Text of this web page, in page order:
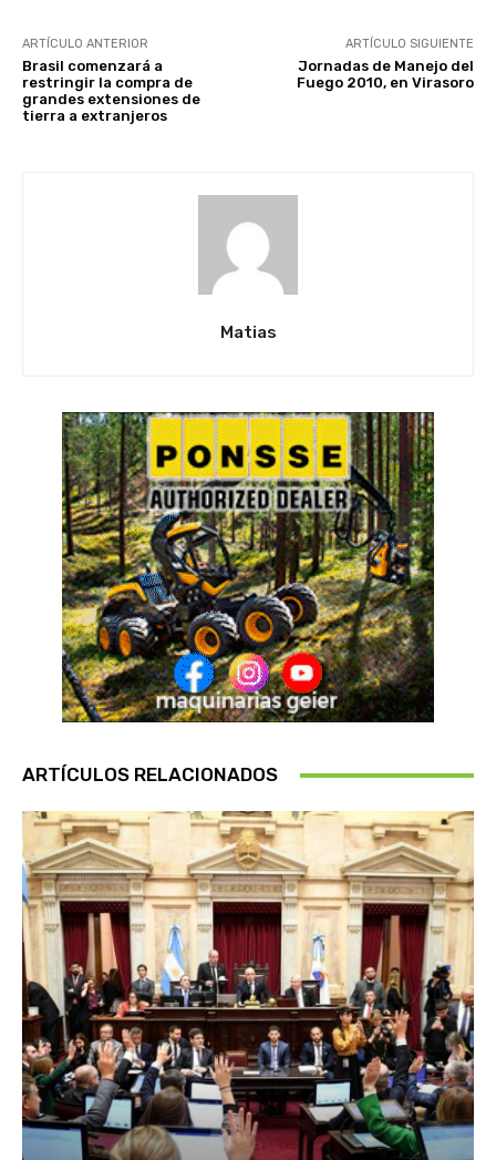
ARTÍCULO ANTERIOR
Brasil comenzará a
restringir la compra de
grandes extensiones de
tierra a extranjeros
ARTÍCULO SIGUIENTE
Jornadas de Manejo del
Fuego 2010, en Virasoro
Matias
ARTÍCULOS RELACIONADOS